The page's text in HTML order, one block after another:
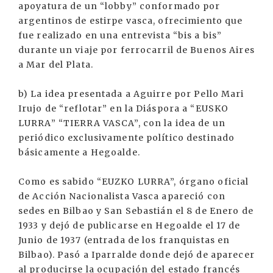
apoyatura de un “lobby” conformado por
argentinos de estirpe vasca, ofrecimiento que
fue realizado en una entrevista “bis a bis”
durante un viaje por ferrocarril de Buenos Aires
a Mar del Plata.
b) La idea presentada a Aguirre por Pello Mari
Irujo de “reflotar” en la Diáspora a “EUSKO
LURRA” “TIERRA VASCA”, con la idea de un
periódico exclusivamente político destinado
básicamente a Hegoalde.
Como es sabido “EUZKO LURRA”, órgano oficial
de Acción Nacionalista Vasca apareció con
sedes en Bilbao y San Sebastián el 8 de Enero de
1933 y dejó de publicarse en Hegoalde el 17 de
Junio de 1937 (entrada de los franquistas en
Bilbao). Pasó a Iparralde donde dejó de aparecer
al producirse la ocupación del estado francés